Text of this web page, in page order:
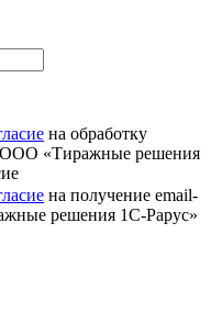
на обработку
ООО «Тиражные решения
на получение email-
решения 1С-Рарус»